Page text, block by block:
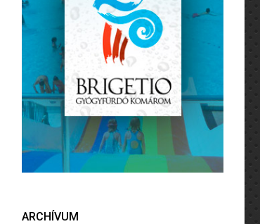
ARCHÍVUM